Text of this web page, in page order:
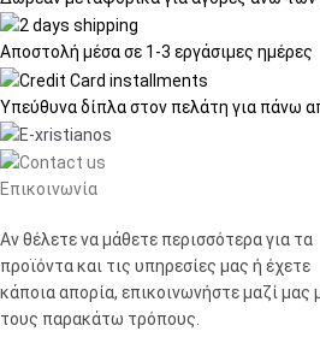
Αποστολή μέσα σε 1-3 εργάσιμες ημέρες
Υπεύθυνα δίπλα στον πελάτη για πάνω
Επικοινωνία
Αν θέλετε να μάθετε περισσότερα για τα
προϊόντα και τις υπηρεσίες μας ή έχετε
κάποια απορία, επικοινωνήστε μαζί μας
τους παρακάτω τρόπους.